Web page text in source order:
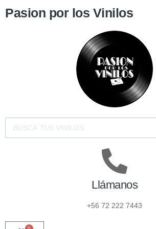
Pasion por los Vinilos
Llámanos
+56 72 222 7443